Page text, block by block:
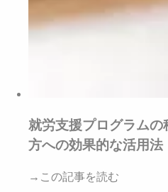
就労支援プログラム
方への効果的な活用法
→この記事を読む